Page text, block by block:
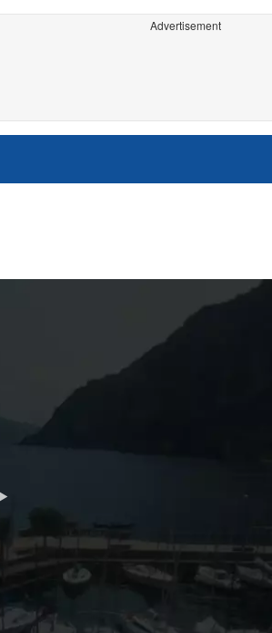
Advertisement